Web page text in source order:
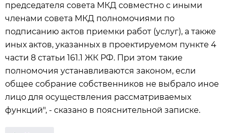
председателя совета МКД совместно с иными
членами совета МКД полномочиями по
подписанию актов приемки работ (услуг), а также
иных актов, указанных в проектируемом пункте 4
части 8 статьи 161.1 ЖК РФ. При этом такие
полномочия устанавливаются законом, если
общее собрание собственников не выбрало иное
лицо для осуществления рассматриваемых
функций", - сказано в пояснительной записке.